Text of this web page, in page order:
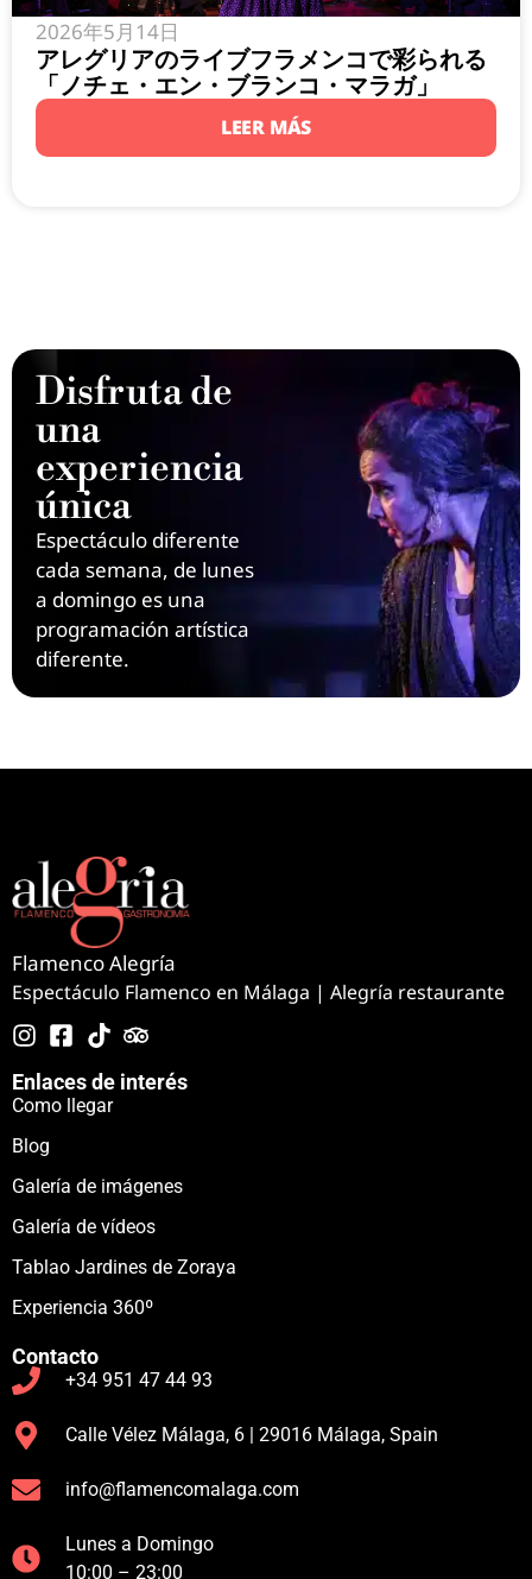
2026年5月14日
アレグリアのライブフラメンコで彩られる
「ノチェ・エン・ブランコ・マラガ」
LEER MÁS
Disfruta de
una
experiencia
única
Espectáculo diferente
cada semana, de lunes
a domingo es una
programación artística
diferente.
Flamenco Alegría
Espectáculo Flamenco en Málaga | Alegría restaurante
Enlaces de interés
Como llegar
Blog
Galería de imágenes
Galería de vídeos
Tablao Jardines de Zoraya
Experiencia 360º
Contacto
+34 951 47 44 93
Calle Vélez Málaga, 6 | 29016 Málaga, Spain
info@flamencomalaga.com
Lunes a Domingo
10:00 – 23:00